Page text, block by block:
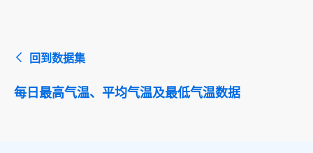
回到数据集
每日最高气温、平均气温及最低气温数据